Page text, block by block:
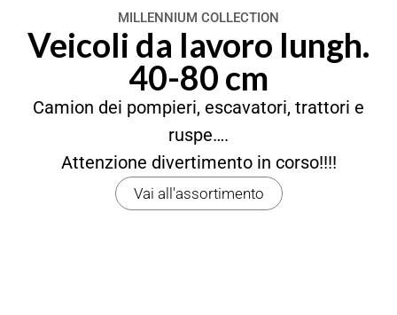
MILLENNIUM COLLECTION
Veicoli da lavoro lungh.
40-80 cm
Camion dei pompieri, escavatori, trattori e
ruspe….
Attenzione divertimento in corso!!!!
Vai all'assortimento